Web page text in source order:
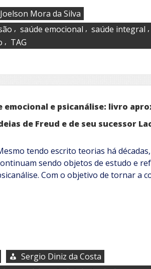
Joelson Mora da Silva
, saúde emocional , saúde integral ,
, TAG
emocional e psicanálise: livro
de Freud e de seu sucessor
tendo escrito teorias há
sendo objetos de estudo e
Com o objetivo de tornar a
Sergio Diniz da Costa